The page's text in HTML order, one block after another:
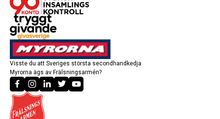
Visste du att Sveriges största secondhandkedja
Myrorna ägs av Frälsningsarmén?